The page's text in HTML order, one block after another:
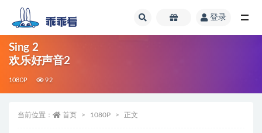
登录
Sing 2
欢乐好声音2
1080P 92
当前位置： 首页 1080P 正文